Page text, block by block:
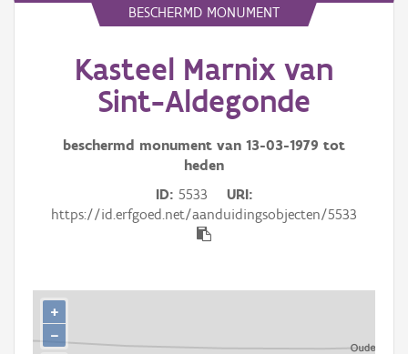
Erfgoedobject
Aanduidingsobject
Waarneming
Gebeurtenis
Downloads
Hergebruik
BESCHERMD MONUMENT
Kasteel Marnix van
Sint-Aldegonde
beschermd monument van 13-03-1979 tot
heden
ID 5533
URI
https://id.erfgoed.net/aanduidingsobjecten/5533
+
−